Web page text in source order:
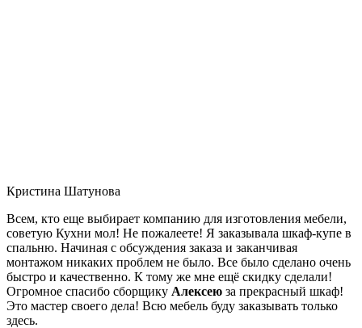
Кристина Шатунова
Всем, кто еще выбирает компанию для изготовления мебели,
советую Кухни мол! Не пожалеете! Я заказывала шкаф-купе в
спальню. Начиная с обсуждения заказа и заканчивая
монтажом никаких проблем не было. Все было сделано очень
быстро и качественно. К тому же мне ещё скидку сделали!
Огромное спасибо сборщику Алексею за прекрасный шкаф!
Это мастер своего дела! Всю мебель буду заказывать только
здесь.